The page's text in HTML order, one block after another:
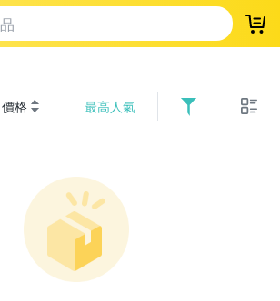
登
價格 最高人氣